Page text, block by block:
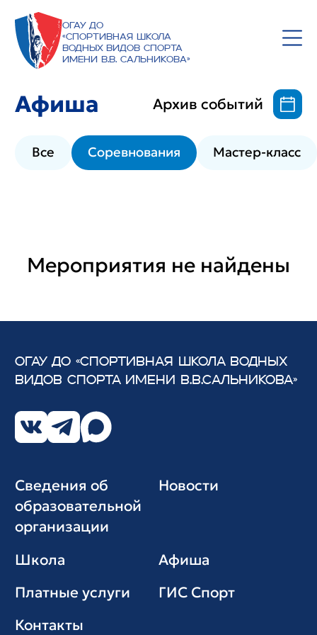
ОГАУ ДО
«Спортивная школа
водных видов спорта
имени В.В. Сальникова»
Афиша Архив событий
Все Соревнования Мастер-класс
Мероприятия не найдены
ОГАУ ДО «СПОРТИВНАЯ ШКОЛА ВОДНЫХ
ВИДОВ СПОРТА ИМЕНИ В.В.САЛЬНИКОВА»
Сведения об
образовательной
организации
Новости
Школа
Афиша
Платные услуги
ГИС Cпорт
Контакты